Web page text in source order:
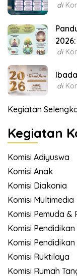
di
di
di
Kegiatan
Kegiatan
Komisi Adiyuswa
Komisi Anak
Komisi Diakonia
Komisi Multimedia
Komisi Pemuda &
Komisi Pendidikan
Komisi Pendidikan
Komisi Ruktilaya
Komisi Rumah